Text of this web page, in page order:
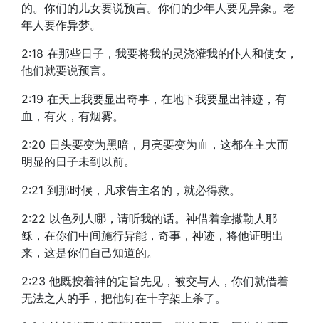
的。你们的儿女要说预言。你们的少年人要见异象。老
年人要作异梦。
2:18 在那些日子，我要将我的灵浇灌我的仆人和使女，
他们就要说预言。
2:19 在天上我要显出奇事，在地下我要显出神迹，有
血，有火，有烟雾。
2:20 日头要变为黑暗，月亮要变为血，这都在主大而
明显的日子未到以前。
2:21 到那时候，凡求告主名的，就必得救。
2:22 以色列人哪，请听我的话。神借着拿撒勒人耶
稣，在你们中间施行异能，奇事，神迹，将他证明出
来，这是你们自己知道的。
2:23 他既按着神的定旨先见，被交与人，你们就借着
无法之人的手，把他钉在十字架上杀了。